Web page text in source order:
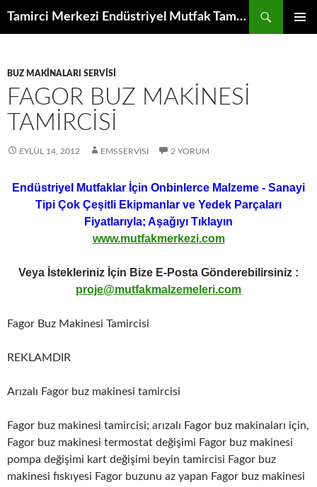
Tamirci Merkezi Endüstriyel Mutfak Tamiri Periyodik Bakımı Servisi
BUZ MAKINALARI SERVISI
FAGOR BUZ MAKINESI
TAMIRCISI
EYLÜL 14, 2012 EMSSERVISI 2 YORUM
Endüstriyel Mutfaklar İçin Onbinlerce Malzeme - Sanayi
Tipi Çok Çeşitli Ekipmanlar ve Yedek Parçaları
Fiyatlarıyla; Aşağıyı Tıklayın
www.mutfakmerkezi.com
Veya İstekleriniz İçin Bize E-Posta Gönderebilirsiniz :
proje@mutfakmalzemeleri.com
Fagor Buz Makinesi Tamircisi
REKLAMDIR
Arızalı Fagor buz makinesi tamircisi
Fagor buz makinesi tamircisi; arızalı Fagor buz makinaları için,
Fagor buz makinesi termostat değişimi Fagor buz makinesi
pompa değişimi kart değişimi beyin tamircisi Fagor buz
makinesi fıskıyesi Fagor buzunu az yapan Fagor buz makinesi